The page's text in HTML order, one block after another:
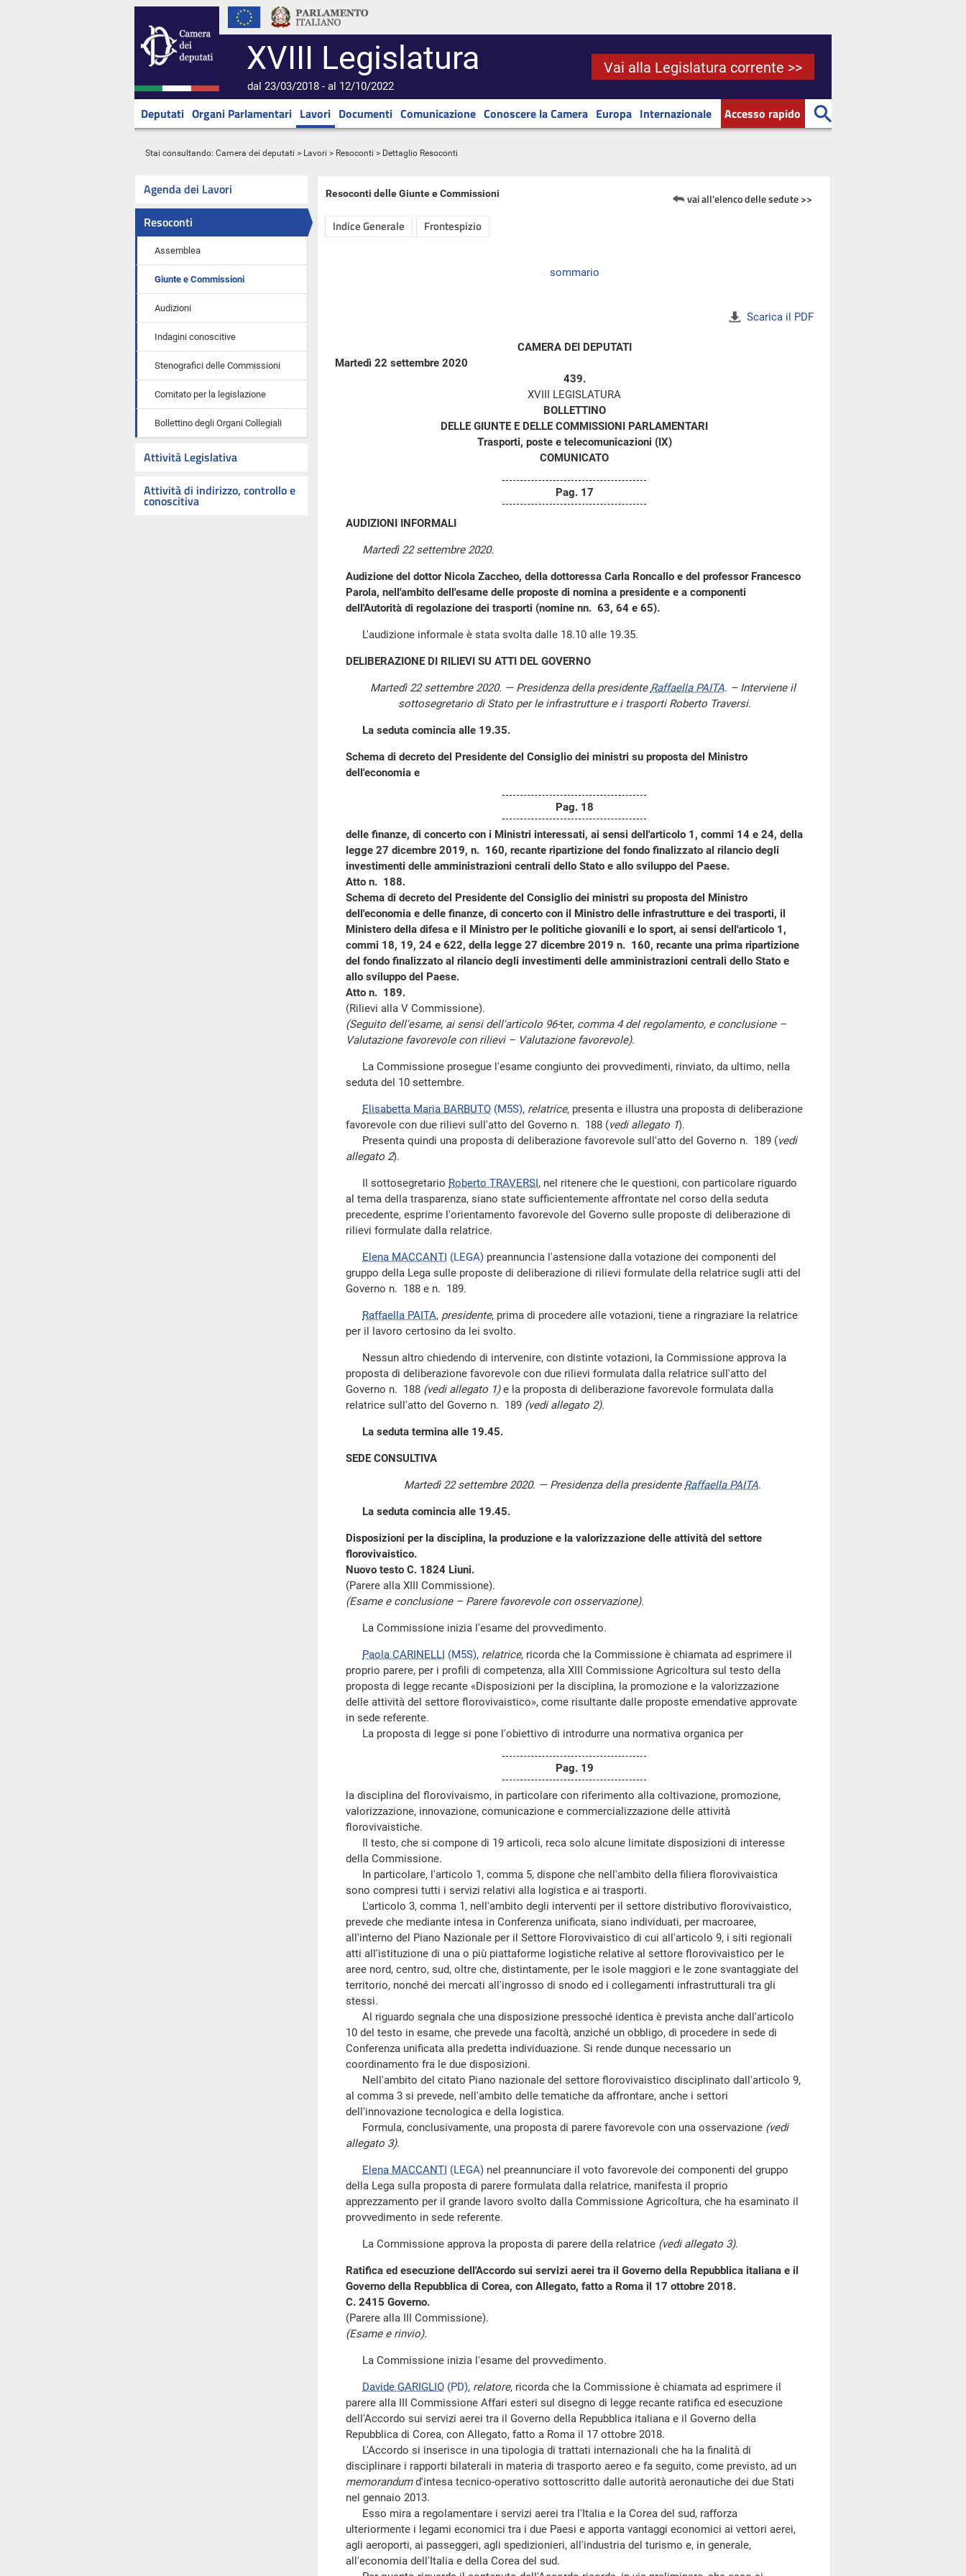
XVIII Legislatura
dal 23/03/2018 - al 12/10/2022
Vai alla Legislatura corrente >>
Deputati Organi Parlamentari Lavori Documenti Comunicazione Conoscere la Camera Europa Internazionale Accesso rapido
Stai consultando: Camera dei deputati > Lavori > Resoconti > Dettaglio Resoconti
Agenda dei Lavori
Resoconti
Assemblea
Giunte e Commissioni
Audizioni
Indagini conoscitive
Stenografici delle Commissioni
Comitato per la legislazione
Bollettino degli Organi Collegiali
Attività Legislativa
Attività di indirizzo, controllo e
conoscitiva
Resoconti delle Giunte e Commissioni vai all'elenco delle sedute >>
Indice Generale Frontespizio
sommario
Scarica il PDF
CAMERA DEI DEPUTATI
Martedì 22 settembre 2020
439.
XVIII LEGISLATURA
BOLLETTINO
DELLE GIUNTE E DELLE COMMISSIONI PARLAMENTARI
Trasporti, poste e telecomunicazioni (IX)
COMUNICATO
Pag. 17
AUDIZIONI INFORMALI
Martedì 22 settembre 2020.
Audizione del dottor Nicola Zaccheo, della dottoressa Carla Roncallo e del professor Francesco
Parola, nell'ambito dell'esame delle proposte di nomina a presidente e a componenti
dell'Autorità di regolazione dei trasporti (nomine nn. 63, 64 e 65).
L'audizione informale è stata svolta dalle 18.10 alle 19.35.
DELIBERAZIONE DI RILIEVI SU ATTI DEL GOVERNO
Martedì 22 settembre 2020. — Presidenza della presidente Raffaella PAITA. – Interviene il
sottosegretario di Stato per le infrastrutture e i trasporti Roberto Traversi.
La seduta comincia alle 19.35.
Schema di decreto del Presidente del Consiglio dei ministri su proposta del Ministro
dell'economia e
Pag. 18
delle finanze, di concerto con i Ministri interessati, ai sensi dell'articolo 1, commi 14 e 24, della
legge 27 dicembre 2019, n. 160, recante ripartizione del fondo finalizzato al rilancio degli
investimenti delle amministrazioni centrali dello Stato e allo sviluppo del Paese.
Atto n. 188.
Schema di decreto del Presidente del Consiglio dei ministri su proposta del Ministro
dell'economia e delle finanze, di concerto con il Ministro delle infrastrutture e dei trasporti, il
Ministero della difesa e il Ministro per le politiche giovanili e lo sport, ai sensi dell'articolo 1,
commi 18, 19, 24 e 622, della legge 27 dicembre 2019 n. 160, recante una prima ripartizione
del fondo finalizzato al rilancio degli investimenti delle amministrazioni centrali dello Stato e
allo sviluppo del Paese.
Atto n. 189.
(Rilievi alla V Commissione).
(Seguito dell'esame, ai sensi dell'articolo 96-ter, comma 4 del regolamento, e conclusione –
Valutazione favorevole con rilievi – Valutazione favorevole).
La Commissione prosegue l'esame congiunto dei provvedimenti, rinviato, da ultimo, nella
seduta del 10 settembre.
Elisabetta Maria BARBUTO (M5S), relatrice, presenta e illustra una proposta di deliberazione
favorevole con due rilievi sull'atto del Governo n. 188 (vedi allegato 1).
Presenta quindi una proposta di deliberazione favorevole sull'atto del Governo n. 189 (vedi
allegato 2).
Il sottosegretario Roberto TRAVERSI, nel ritenere che le questioni, con particolare riguardo
al tema della trasparenza, siano state sufficientemente affrontate nel corso della seduta
precedente, esprime l'orientamento favorevole del Governo sulle proposte di deliberazione di
rilievi formulate dalla relatrice.
Elena MACCANTI (LEGA) preannuncia l'astensione dalla votazione dei componenti del
gruppo della Lega sulle proposte di deliberazione di rilievi formulate della relatrice sugli atti del
Governo n. 188 e n. 189.
Raffaella PAITA, presidente, prima di procedere alle votazioni, tiene a ringraziare la relatrice
per il lavoro certosino da lei svolto.
Nessun altro chiedendo di intervenire, con distinte votazioni, la Commissione approva la
proposta di deliberazione favorevole con due rilievi formulata dalla relatrice sull'atto del
Governo n. 188 (vedi allegato 1)e la proposta di deliberazione favorevole formulata dalla
relatrice sull'atto del Governo n. 189 (vedi allegato 2).
La seduta termina alle 19.45.
SEDE CONSULTIVA
Martedì 22 settembre 2020. — Presidenza della presidente Raffaella PAITA.
La seduta comincia alle 19.45.
Disposizioni per la disciplina, la produzione e la valorizzazione delle attività del settore
florovivaistico.
Nuovo testo C. 1824 Liuni.
(Parere alla XIII Commissione).
(Esame e conclusione – Parere favorevole con osservazione).
La Commissione inizia l'esame del provvedimento.
Paola CARINELLI (M5S), relatrice, ricorda che la Commissione è chiamata ad esprimere il
proprio parere, per i profili di competenza, alla XIII Commissione Agricoltura sul testo della
proposta di legge recante «Disposizioni per la disciplina, la promozione e la valorizzazione
delle attività del settore florovivaistico», come risultante dalle proposte emendative approvate
in sede referente.
La proposta di legge si pone l'obiettivo di introdurre una normativa organica per
Pag. 19
la disciplina del florovivaismo, in particolare con riferimento alla coltivazione, promozione,
valorizzazione, innovazione, comunicazione e commercializzazione delle attività
florovivaistiche.
Il testo, che si compone di 19 articoli, reca solo alcune limitate disposizioni di interesse
della Commissione.
In particolare, l'articolo 1, comma 5, dispone che nell'ambito della filiera florovivaistica
sono compresi tutti i servizi relativi alla logistica e ai trasporti.
L'articolo 3, comma 1, nell'ambito degli interventi per il settore distributivo florovivaistico,
prevede che mediante intesa in Conferenza unificata, siano individuati, per macroaree,
all'interno del Piano Nazionale per il Settore Florovivaistico di cui all'articolo 9, i siti regionali
atti all'istituzione di una o più piattaforme logistiche relative al settore florovivaistico per le
aree nord, centro, sud, oltre che, distintamente, per le isole maggiori e le zone svantaggiate del
territorio, nonché dei mercati all'ingrosso di snodo ed i collegamenti infrastrutturali tra gli
stessi.
Al riguardo segnala che una disposizione pressoché identica è prevista anche dall'articolo
10 del testo in esame, che prevede una facoltà, anziché un obbligo, di procedere in sede di
Conferenza unificata alla predetta individuazione. Si rende dunque necessario un
coordinamento fra le due disposizioni.
Nell'ambito del citato Piano nazionale del settore florovivaistico disciplinato dall'articolo 9,
al comma 3 si prevede, nell'ambito delle tematiche da affrontare, anche i settori
dell'innovazione tecnologica e della logistica.
Formula, conclusivamente, una proposta di parere favorevole con una osservazione (vedi
allegato 3).
Elena MACCANTI (LEGA) nel preannunciare il voto favorevole dei componenti del gruppo
della Lega sulla proposta di parere formulata dalla relatrice, manifesta il proprio
apprezzamento per il grande lavoro svolto dalla Commissione Agricoltura, che ha esaminato il
provvedimento in sede referente.
La Commissione approva la proposta di parere della relatrice (vedi allegato 3).
Ratifica ed esecuzione dell'Accordo sui servizi aerei tra il Governo della Repubblica italiana e il
Governo della Repubblica di Corea, con Allegato, fatto a Roma il 17 ottobre 2018.
C. 2415 Governo.
(Parere alla III Commissione).
(Esame e rinvio).
La Commissione inizia l'esame del provvedimento.
Davide GARIGLIO (PD), relatore, ricorda che la Commissione è chiamata ad esprimere il
parere alla III Commissione Affari esteri sul disegno di legge recante ratifica ed esecuzione
dell'Accordo sui servizi aerei tra il Governo della Repubblica italiana e il Governo della
Repubblica di Corea, con Allegato, fatto a Roma il 17 ottobre 2018.
L'Accordo si inserisce in una tipologia di trattati internazionali che ha la finalità di
disciplinare i rapporti bilaterali in materia di trasporto aereo e fa seguito, come previsto, ad un
memorandumd'intesa tecnico-operativo sottoscritto dalle autorità aeronautiche dei due Stati
nel gennaio 2013.
Esso mira a regolamentare i servizi aerei tra l'Italia e la Corea del sud, rafforza
ulteriormente i legami economici tra i due Paesi e apporta vantaggi economici ai vettori aerei,
agli aeroporti, ai passeggeri, agli spedizionieri, all'industria del turismo e, in generale,
all'economia dell'Italia e della Corea del sud.